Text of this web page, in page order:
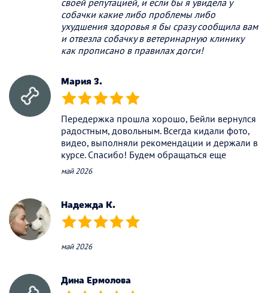
собачки какие либо проблемы либо
ухудшения здоровья я бы сразу сообщила вам
и отвезла собачку в ветеринарную клинику
как прописано в правилах догси!
Мария З.
(*) (*) (*) (*) (*)
Передержка прошла хорошо, Бейли вернулся
радостным, довольным. Всегда кидали фото,
видео, выполняли рекомендации и держали в
курсе. Спасибо! Будем обращаться еще
май 2026
Надежда К.
(*) (*) (*) (*) (*)
май 2026
Дина Ермолова